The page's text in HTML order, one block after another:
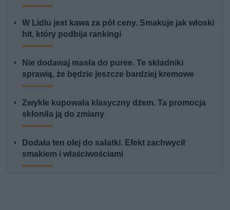
W Lidlu jest kawa za pół ceny. Smakuje jak włoski
hit, który podbija rankingi
Nie dodawaj masła do puree. Te składniki
sprawią, że będzie jeszcze bardziej kremowe
Zwykle kupowała klasyczny dżem. Ta promocja
skłoniła ją do zmiany
Dodała ten olej do sałatki. Efekt zachwycił
smakiem i właściwościami